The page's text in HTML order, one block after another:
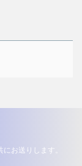
お送りします。